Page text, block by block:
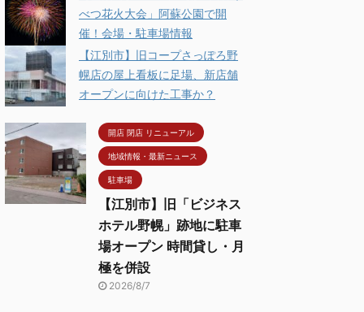
べつ花火大会」阿蘇公園で開
催！会場・駐車場情報
【江別市】旧コープさっぽろ野
幌店の屋上看板に足場、新店舗
オープンに向けた工事か？
開店 閉店 リニューアル
地域情報・最新ニュース
駐車場
【江別市】旧「ビジネス
ホテル野幌」跡地に駐車
場オープン 時間貸し・月
極を併設
2026/8/7